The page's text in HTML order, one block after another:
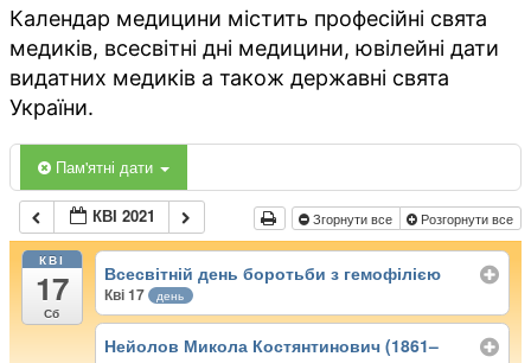
Календар медицини містить професійні свята
медиків, всесвітні дні медицини, ювілейні дати
видатних медиків а також державні свята
України.
Пам'ятні дати
КВІ 2021 Згорнути все Розгорнути все
КВІ
17
Сб
Всесвітній день боротьби з гемофілією
Кві 17 день
Нейолов Микола Костянтинович (1861–